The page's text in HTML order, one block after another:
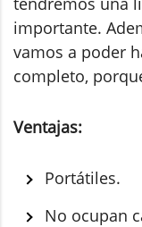
importante.
vamos a poder
completo,
Ventajas:
Portátiles.
No ocupan